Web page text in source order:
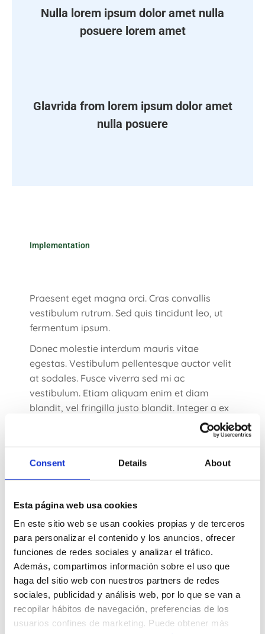
Consent Details About
Esta página web usa cookies
En este sitio web se usan cookies propias y de terceros
para personalizar el contenido y los anuncios, ofrecer
funciones de redes sociales y analizar el tráfico.
Además, compartimos información sobre el uso que
haga del sitio web con nuestros partners de redes
sociales, publicidad y análisis web, por lo que se van a
recopilar hábitos de navegación, preferencias de los
usuarios confines de marketing. Puede obtener más
Nulla lorem ipsum dolor amet nulla
posuere lorem amet
Glavrida from lorem ipsum dolor amet
nulla posuere
Implementation
Praesent eget magna orci. Cras convallis
vestibulum rutrum. Sed quis tincidunt leo, ut
fermentum ipsum.
Donec molestie interdum mauris vitae
egestas. Vestibulum pellentesque auctor velit
at sodales. Fusce viverra sed mi ac
vestibulum. Etiam aliquam enim et diam
blandit, vel fringilla justo blandit. Integer a ex
Volutpat donec placerat metus
placerat sed at quama
Class aptent taciti
Class litora torquent lorem ipsum
for arcu lacinia